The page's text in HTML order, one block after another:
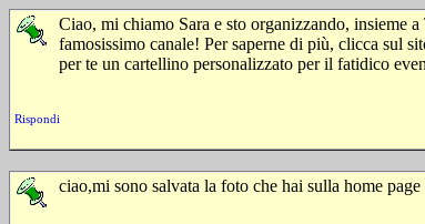
Ciao, mi chiamo Sara e sto organizzando,
famosissimo canale! Per saperne di più, clicca sul
per te un cartellino personalizzato per il fatidico
Rispondi
ciao,mi sono salvata la foto che hai sulla home